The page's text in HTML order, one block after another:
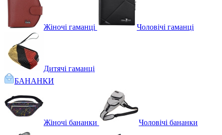
Жіночі гаманці Чоловічі гаманці
Дитячі гаманці
БАНАНКИ
Жіночі бананки Чоловічі бананки